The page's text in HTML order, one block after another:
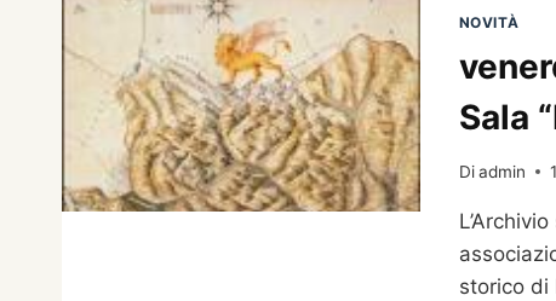
NOVITÀ
Sala
Di admin
storico di